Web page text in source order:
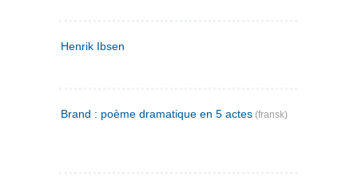
Henrik Ibsen
Brand : poème dramatique en 5 actes (fransk)